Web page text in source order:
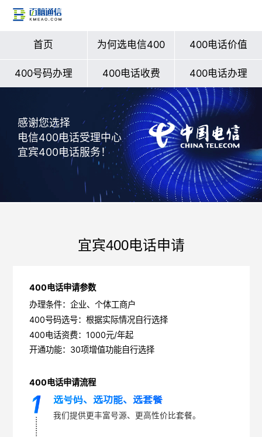
首页 为何选电信400 400电话价值
400号码办理 400电话收费 400电话办理
感谢您选择
电信400电话受理中心
宜宾400电话服务！
宜宾400电话申请
400电话申请参数
办理条件：企业、个体工商户
400号码选号：根据实际情况自行选择
400电话资费：1000元/年起
开通功能：30项增值功能自行选择
400电话申请流程
选号码、选功能、选套餐
我们提供更丰富号源、更高性价比套餐。